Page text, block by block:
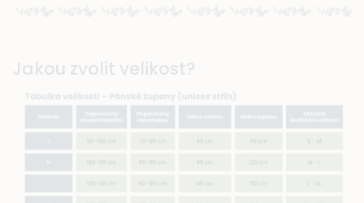
Jakou zvolit velikost?